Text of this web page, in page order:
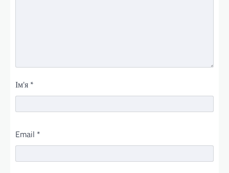
Ім'я *
Email *